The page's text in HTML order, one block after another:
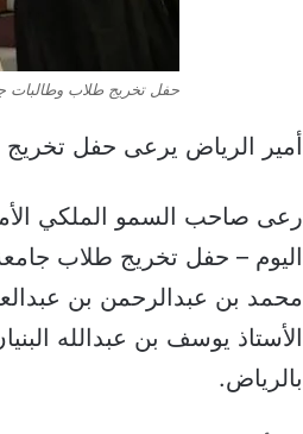
حفل تخريج طلاب وطالبات
أمير الرياض يرعى حفل تخريج
رعى صاحب السمو الملكي
اليوم – حفل تخريج طلاب
محمد بن عبدالرحمن بن
الأستاذ يوسف بن عبدالله
بالرياض.